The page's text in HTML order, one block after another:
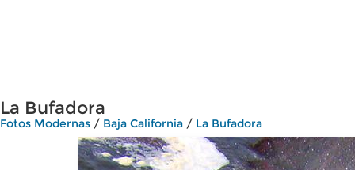
La Bufadora
Fotos Modernas / Baja California / La Bufadora